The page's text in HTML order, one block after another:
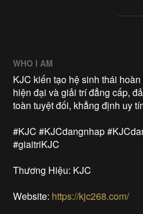
WHO I AM
KJC kiến tạo hệ sinh thái
hiện đại và giải trí đẳng cấp,
toàn tuyệt đối, khẳng định uy
#KJC #KJCdangnhap
#giaitriKJC
Thương Hiệu: KJC
Website: https://kjc268.com/